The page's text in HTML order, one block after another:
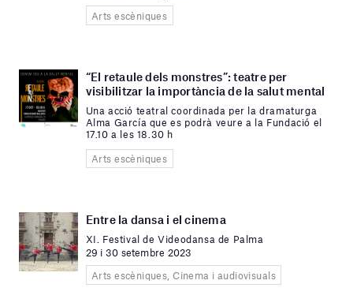
Arts escèniques
“El retaule dels monstres”: teatre per
visibilitzar la importància de la salut mental
Una acció teatral coordinada per la dramaturga
Alma García que es podrà veure a la Fundació el
17.10 a les 18.30 h
Arts escèniques
Entre la dansa i el cinema
XI. Festival de Videodansa de Palma
29 i 30 setembre 2023
Arts escèniques, Cinema i audiovisuals